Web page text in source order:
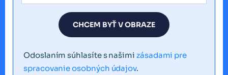
CHCEM BYŤ V OBRAZE
Odoslaním súhlasíte s našimi zásadami pre
spracovanie osobných údajov.